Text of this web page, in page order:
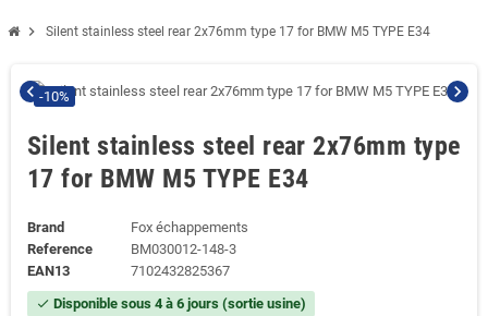
chevron_right Silent stainless steel rear 2x76mm type 17 for BMW M5 TYPE E34
chevron_left chevron_right
-10%
Silent stainless steel rear 2x76mm type
17 for BMW M5 TYPE E34
Brand
Fox échappements
Reference
BM030012-148-3
EAN13
7102432825367
check Disponible sous 4 à 6 jours (sortie usine)